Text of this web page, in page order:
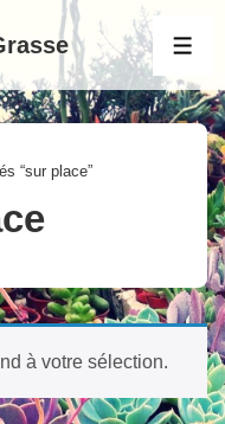
“sur place”
à votre sélection.